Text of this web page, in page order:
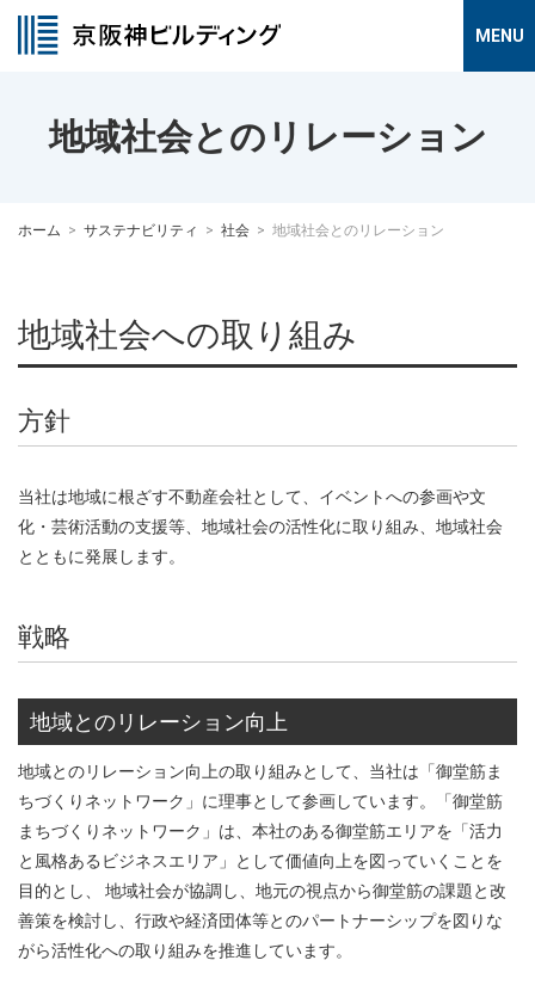
地域社会とのリレーション
ホーム サステナビリティ 社会 地域社会とのリレーション
地域社会への取り組み
方針
当社は地域に根ざす不動産会社として、イベントへの参画や文
化・芸術活動の支援等、地域社会の活性化に取り組み、地域社会
とともに発展します。
戦略
地域とのリレーション向上
地域とのリレーション向上の取り組みとして、当社は「御堂筋ま
ちづくりネットワーク」に理事として参画しています。「御堂筋
まちづくりネットワーク」は、本社のある御堂筋エリアを「活力
と風格あるビジネスエリア」として価値向上を図っていくことを
目的とし、 地域社会が協調し、地元の視点から御堂筋の課題と改
善策を検討し、行政や経済団体等とのパートナーシップを図りな
がら活性化への取り組みを推進しています。